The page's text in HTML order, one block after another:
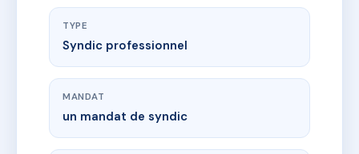
TYPE
Syndic professionnel
MANDAT
un mandat de syndic